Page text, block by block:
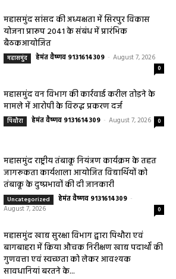
महासमुंद सांसद की अध्यक्षता में सिरपुर विकास
योजना प्रारूप 2041 के संबंध में प्रारंभिक
बैठकआयोजित
महासमुंद हेमंत वैष्णव 9131614309 - August 7, 2026
0
महासमुंद वन विभाग की कार्रवाई करील तोड़ने के
मामले में आरोपी के विरुद्ध प्रकरण दर्ज
पिथौरा हेमंत वैष्णव 9131614309 - August 7, 2026 0
महासमुंद राष्ट्रीय तंबाकू नियंत्रण कार्यक्रम के तहत
जागरूकता कार्यशाला आयोजित विद्यार्थियों को
तंबाकू के दुष्प्रभावों की दी जानकारी
Uncategorized हेमंत वैष्णव 9131614309 -
August 7, 2026
0
महासमुंद खाद्य सुरक्षा विभाग द्वारा पिथौरा एवं
बागबाहरा में किया औचक निरीक्षण खाद्य पदार्थों की
गुणवत्ता एवं स्वच्छता को लेकर आवश्यक
सावधानियां बरतने के...